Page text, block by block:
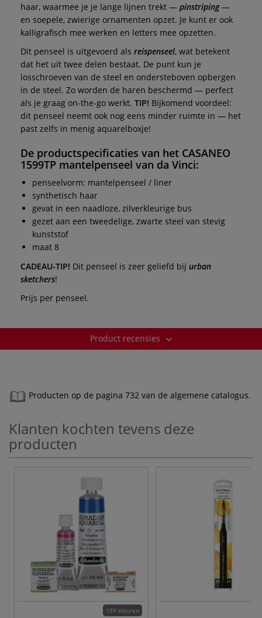
haar, waarmee je je lange lijnen trekt — pinstriping—
en soepele, zwierige ornamenten opzet. Je kunt er ook
kalligrafisch mee werken en letters mee opzetten.
Dit penseel is uitgevoerd als reispenseel, wat betekent
dat het uit twee delen bestaat. De punt kun je
losschroeven van de steel en ondersteboven opbergen
in de steel. Zo worden de haren beschermd — perfect
als je graag on-the-go werkt. TIP! Bijkomend voordeel:
dit penseel neemt ook nog eens minder ruimte in — het
past zelfs in menig aquarelboxje!
De productspecificaties van het CASANEO
1599TP mantelpenseel van da Vinci:
penseelvorm: mantelpenseel / liner
synthetisch haar
gevat in een naadloze, zilverkleurige bus
gezet aan een tweedelige, zwarte steel van stevig
kunststof
maat 8
CADEAU-TIP! Dit penseel is zeer geliefd bij urban
sketchers!
Prijs per penseel.
Product recensies
Producten op de pagina 732 van de algemene catalogus.
Klanten kochten tevens deze
producten
139 kleuren